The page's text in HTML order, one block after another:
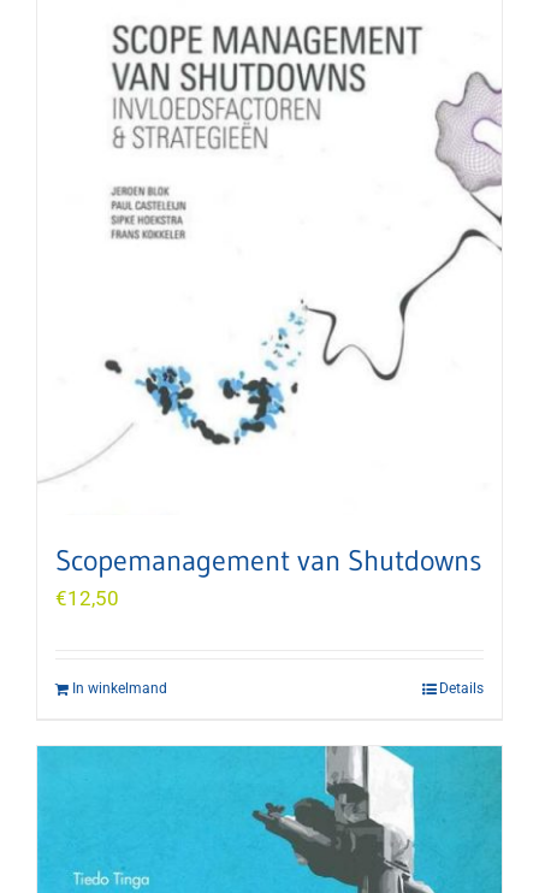
Scopemanagement van Shutdowns
€12,50
In winkelmand Details